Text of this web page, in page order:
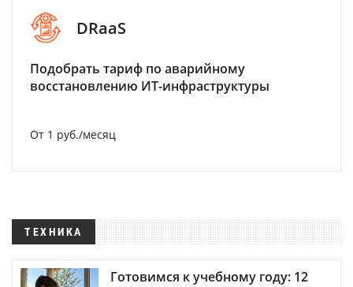
DRaaS
Подобрать тариф по аварийному
восстановлению ИТ-инфраструктуры
От 1 руб./месяц
ТЕХНИКА
Готовимся к учебному году: 12